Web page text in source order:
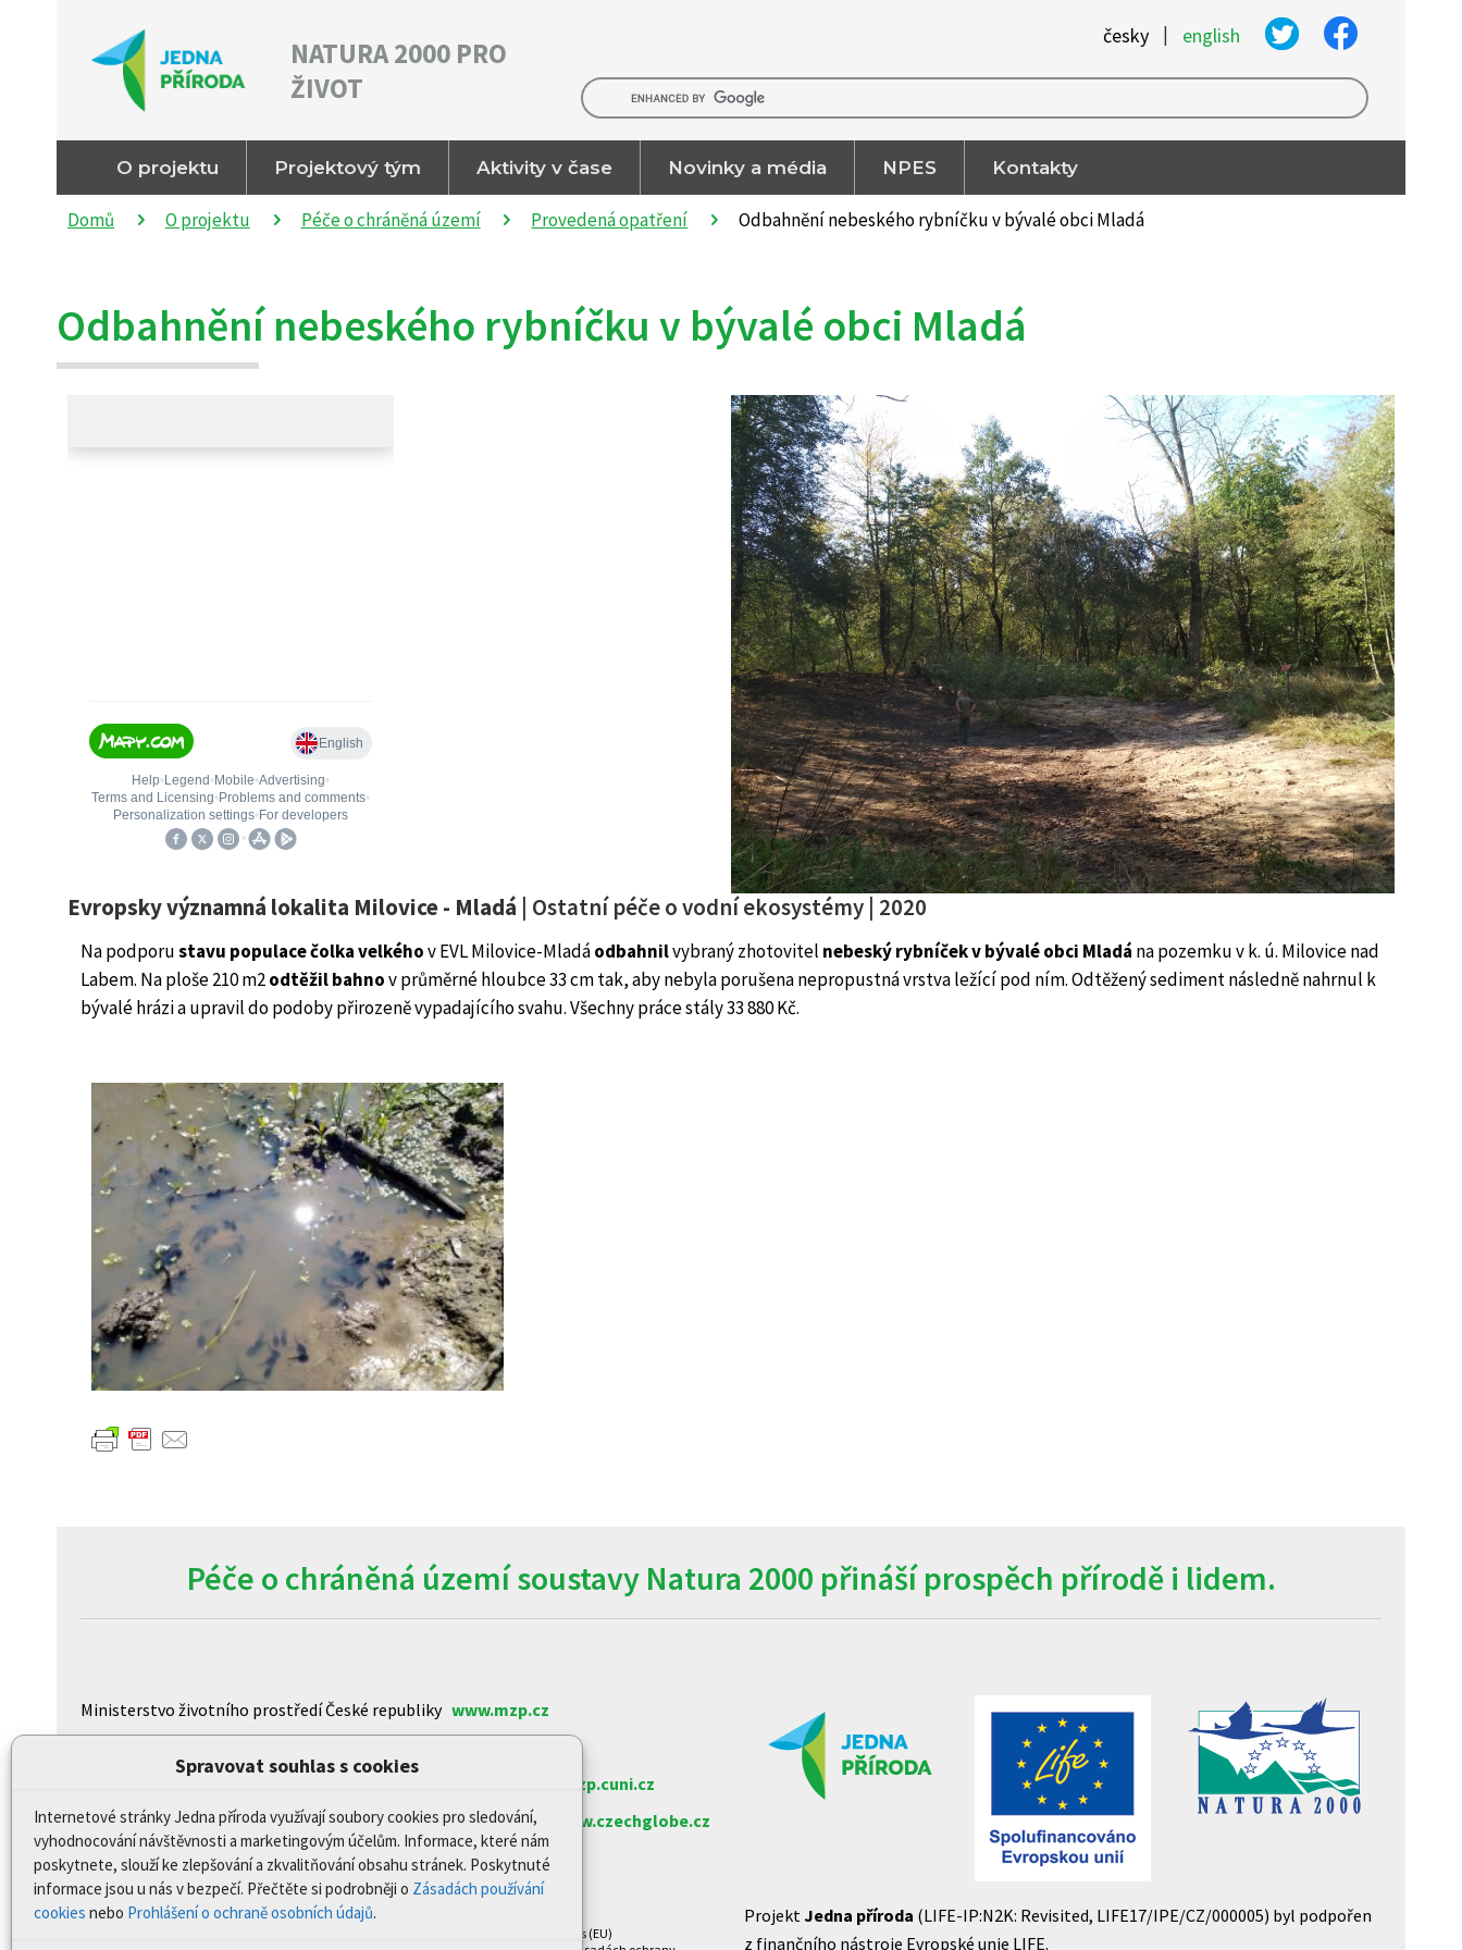
Spravovat souhlas s cookies
Internetové stránky Jedna příroda využívají soubory cookies pro sledování,
vyhodnocování návštěvnosti a marketingovým účelům. Informace, které nám
poskytnete, slouží ke zlepšování a zkvalitňování obsahu stránek. Poskytnuté
informace jsou u nás v bezpečí. Přečtěte si podrobněji o Zásadách používání
cookies nebo Prohlášení o ochraně osobních údajů.
NATURA 2000 PRO
ŽIVOT
česky | english
O projektu Projektový tým Aktivity v čase Novinky a média NPES Kontakty
Domů O projektu Péče o chráněná území Provedená opatření Odbahnění nebeského rybníčku v bývalé obci Mladá
Odbahnění nebeského rybníčku v bývalé obci Mladá
Evropsky významná lokalita Milovice - Mladá | Ostatní péče o vodní ekosystémy | 2020
Na podporustavu populace čolka velkéhov EVL Milovice-Mladáodbahnilvybraný zhotovitel nebeský rybníček v bývalé obci Mladá na pozemku v k. ú. Milovice nad
Labem. Na ploše 210 m2odtěžil bahnov průměrné hloubce 33 cm tak, aby nebyla porušena nepropustná vrstva ležící pod ním. Odtěžený sediment následně nahrnul k
bývalé hrázi a upravil do podoby přirozeně vypadajícího svahu. Všechny práce stály 33 880 Kč.
Péče o chráněná území soustavy Natura 2000 přináší prospěch přírodě i lidem.
Ministerstvo životního prostředí České republiky www.mzp.cz
www.nature.cz
www.czp.cuni.cz
CzechGlobe – Ústav výzkumu globální změny Akademie věd ČR
www.czechglobe.cz
Biologické centrum AV ČR, v.v.iwww.upb.cas.cz/
Zásady cookies (EU)
ProjektJedna příroda (LIFE-IP:N2K: Revisited, LIFE17/IPE/CZ/000005) byl podpořen
z finančního nástroje Evropské unie LIFE.